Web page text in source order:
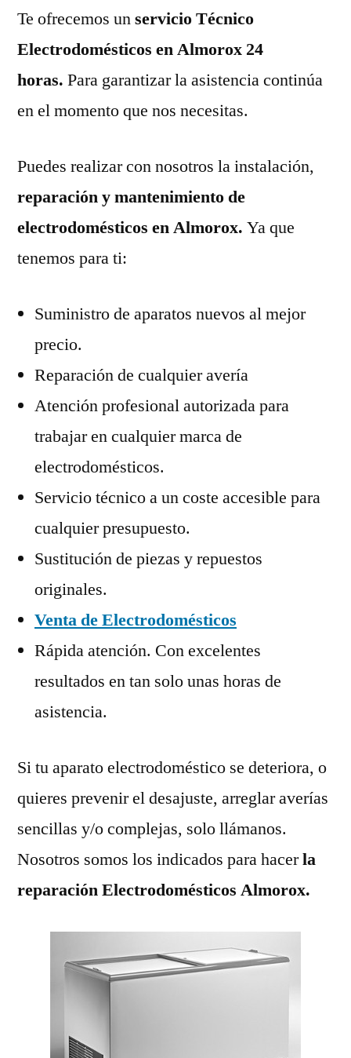
Te ofrecemos unservicio Técnico
Electrodomésticos en Almorox 24
horas. Para garantizar la asistencia continúa
en el momento que nos necesitas.
Puedes realizar con nosotros la instalación,
reparación y mantenimiento de
electrodomésticos en Almorox. Ya que
tenemos para ti:
Suministro de aparatos nuevos al mejor
precio.
Reparación de cualquier avería
Atención profesional autorizada para
trabajar en cualquier marca de
electrodomésticos.
Servicio técnico a un coste accesible para
cualquier presupuesto.
Sustitución de piezas y repuestos
originales.
Venta de Electrodomésticos
Rápida atención. Con excelentes
resultados en tan solo unas horas de
asistencia.
Si tu aparato electrodoméstico se deteriora, o
quieres prevenir el desajuste, arreglar averías
sencillas y/o complejas, solo llámanos.
Nosotros somos los indicados para hacerla
reparación Electrodomésticos Almorox.